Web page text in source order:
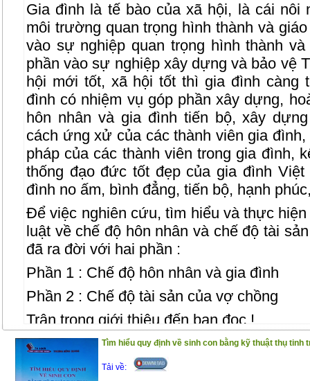
Gia đình là tế bào của xã hội, là cái
môi trường quan trọng hình thành và
vào sự nghiệp quan trọng hình thành
phần vào sự nghiệp xây dựng và bảo vệ
hội mới tốt, xã hội tốt thì gia đình càng
đình có nhiệm vụ góp phần xây dựng,
hôn nhân và gia đình tiến bộ, xây
cách ứng xử của các thành viên gia
pháp của các thành viên trong gia đình,
thống đạo đức tốt đẹp của gia đình
đình no ấm, bình đẳng, tiến bộ, hạnh
Để việc nghiên cứu, tìm hiểu và thực
luật về chế độ hôn nhân và chế độ tài
đã ra đời với hai phần :
Phần 1 : Chế độ hôn nhân và gia đình
Phần 2 : Chế độ tài sản của vợ chồng
Trân trọng giới thiệu đến bạn đọc !
(25/11/2020)Tìm hiểu quy định về sinh con bằng kỹ thuật thụ tinh
Tải về: